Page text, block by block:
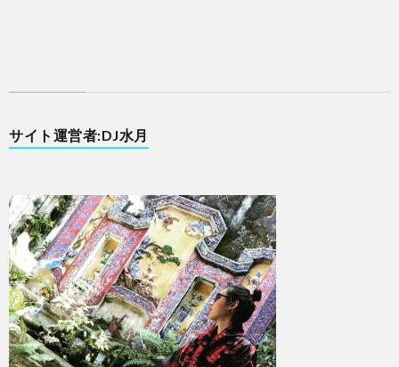
サイト運営者:DJ水月